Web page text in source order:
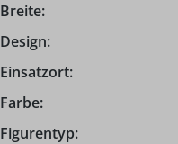
Breite:
Design:
Einsatzort:
Farbe:
Figurentyp: